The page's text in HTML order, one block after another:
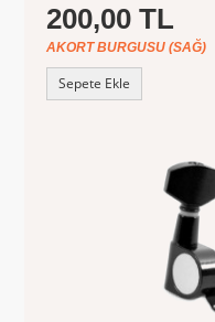
200,00 TL
AKORT BURGUSU (SAĞ)
Sepete Ekle